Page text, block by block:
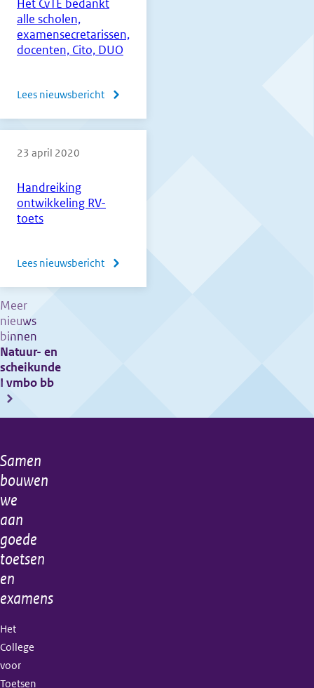
en
scholen
2)
Het CvTE bedankt
alle scholen,
examensecretarissen,
docenten, Cito, DUO
Lees nieuwsbericht
over
CvTE
DUO
Handreiking
ontwikkeling RV-
toets
23 april 2020
Lees nieuwsbericht
over
Meer
nieuws
binnen
Natuur- en
scheikunde
I vmbo bb
Algemene
informatie
Samen
bouwen
we
aan
goede
toetsen
en
examens
Het
College
voor
Toetsen